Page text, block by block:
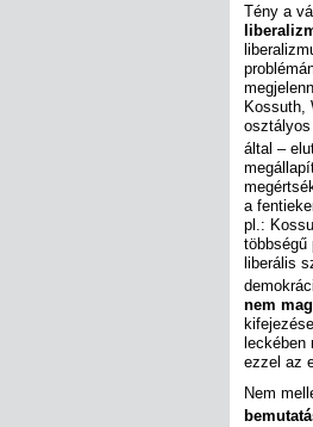
Tény a
Kossuth,
által –
a
pl.:
többségű
liberális
nem
ezzel az
Nem